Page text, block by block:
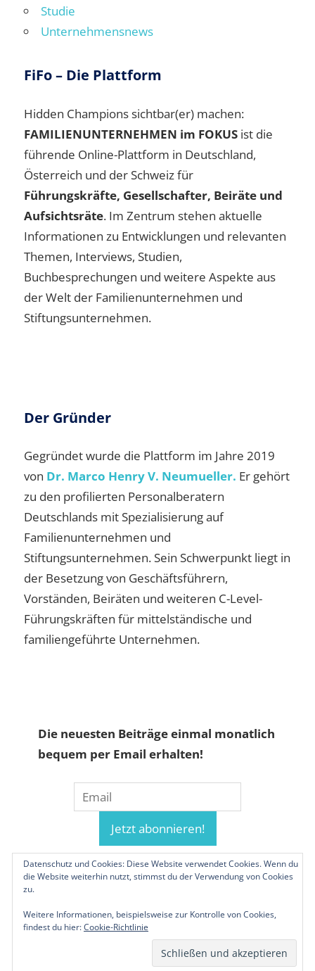
Studie
Unternehmensnews
FiFo – Die Plattform
Hidden Champions sichtbar(er) machen:
FAMILIENUNTERNEHMEN im FOKUS ist die
führende Online-Plattform in Deutschland,
Österreich und der Schweiz für
Führungskräfte, Gesellschafter, Beiräte und
Aufsichtsräte. Im Zentrum stehen aktuelle
Informationen zu Entwicklungen und relevanten
Themen, Interviews, Studien,
Buchbesprechungen und weitere Aspekte aus
der Welt der Familienunternehmen und
Stiftungsunternehmen.
Der Gründer
Gegründet wurde die Plattform im Jahre 2019
von Dr. Marco Henry V. Neumueller. Er gehört
zu den profilierten Personalberatern
Deutschlands mit Spezialisierung auf
Familienunternehmen und
Stiftungsunternehmen. Sein Schwerpunkt liegt in
der Besetzung von Geschäftsführern,
Vorständen, Beiräten und weiteren C-Level-
Führungskräften für mittelständische und
familiengeführte Unternehmen.
Die neuesten Beiträge einmal monatlich
bequem per Email erhalten!
© 2019-2026 Familienunternehmen.eu. Alle
Rechte vorbehalten.
Datenschutz und Cookies: Diese Website verwendet Cookies. Wenn du
die Website weiterhin nutzt, stimmst du der Verwendung von Cookies
zu.
Weitere Informationen, beispielsweise zur Kontrolle von Cookies,
findest du hier:Cookie-Richtlinie